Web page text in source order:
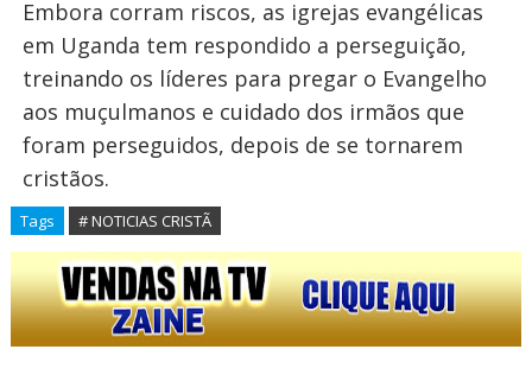
Embora corram riscos, as igrejas evangélicas
em Uganda tem respondido a perseguição,
treinando os líderes para pregar o Evangelho
aos muçulmanos e cuidado dos irmãos que
foram perseguidos, depois de se tornarem
cristãos.
Tags # NOTICIAS CRISTÃ